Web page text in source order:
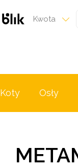
Kwota
Koty Osły